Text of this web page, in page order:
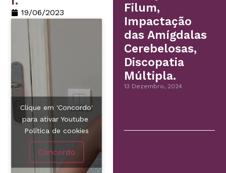
19/06/2023
Clique em 'Concordo'
para ativar Youtube
Política de cookies
Concordo
Filum,
Impactação
das Amígdalas
Cerebelosas,
Discopatia
Múltipla.
13 Dezembro, 2024